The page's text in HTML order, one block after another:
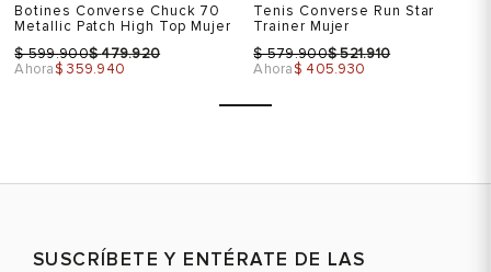
Botines Converse Chuck 70
Metallic Patch High Top Mujer
$599.900$479.920
Ahora$ 359.940
Talla
Tenis Converse Run Star
Trainer Mujer
$579.900$521.910
Ahora$ 405.930
Talla
SUSCRÍBETE Y ENTÉRATE DE LAS